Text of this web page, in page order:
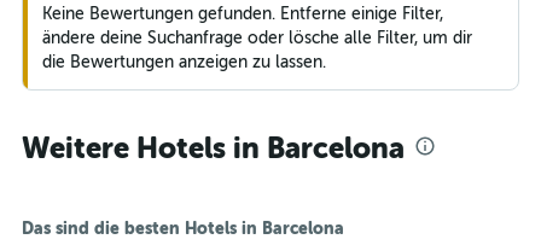
Keine Bewertungen gefunden. Entferne einige Filter,
ändere deine Suchanfrage oder lösche alle Filter, um dir
die Bewertungen anzeigen zu lassen.
Weitere Hotels in Barcelona
Das sind die besten Hotels in Barcelona